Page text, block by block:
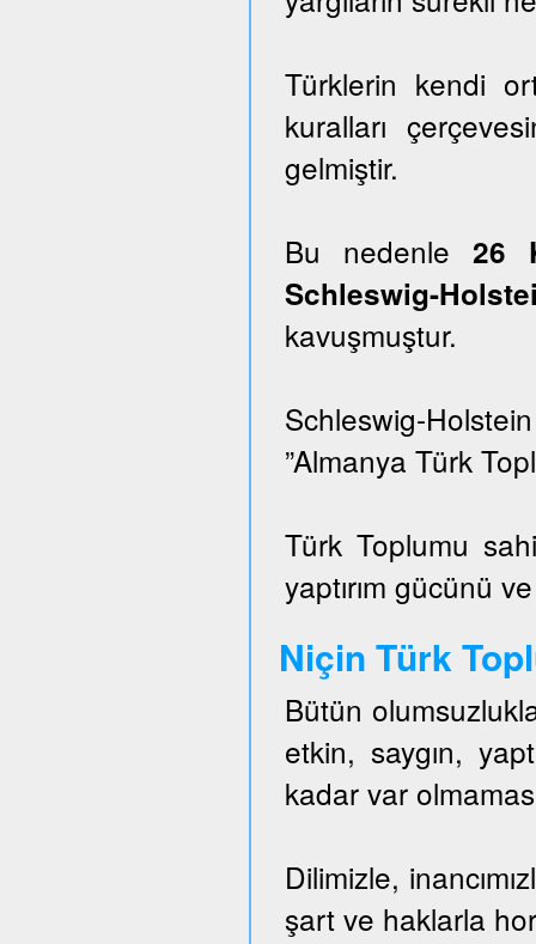
Türklerin kendi
kuralları
gelmiştir.
Bu nedenle26
Schleswig-
kavuşmuştur.
Schleswig-
”Almanya Türk
Türk Toplumu
yaptırım gücünü
Niçin Türk
Bütün
etkin, saygın,
kadar var
Dilimizle,
şart ve haklarla